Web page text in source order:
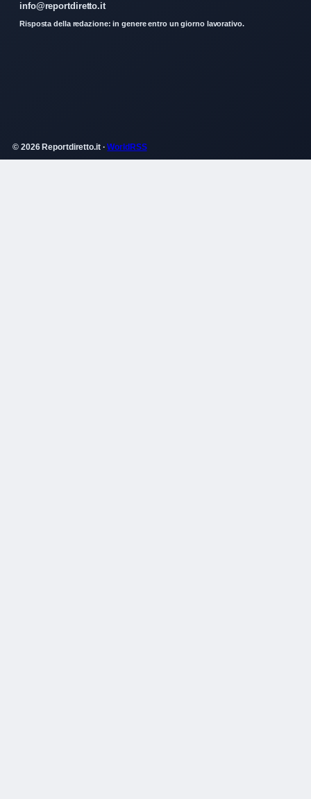
info@reportdiretto.it
Risposta della redazione: in genere entro un giorno lavorativo.
© 2026 Reportdiretto.it ·WorldRSS